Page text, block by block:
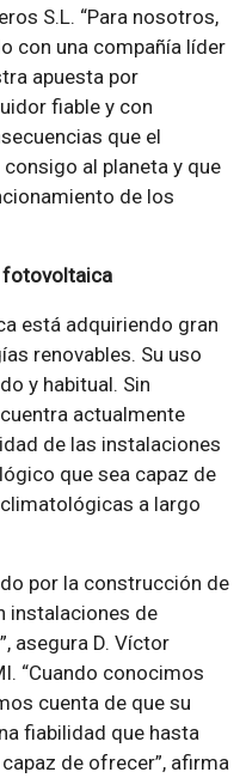
S.L. “Para nosotros,
con una compañía líder
apuesta por
fiable y con
que el
al planeta y que
de los
fotovoltaica
está adquiriendo gran
renovables. Su uso
y habitual. Sin
actualmente
de las instalaciones
que sea capaz de
a largo
por la construcción de
instalaciones de
asegura D. Víctor
“Cuando conocimos
cuenta de que su
fiabilidad que hasta
de ofrecer”, afirma